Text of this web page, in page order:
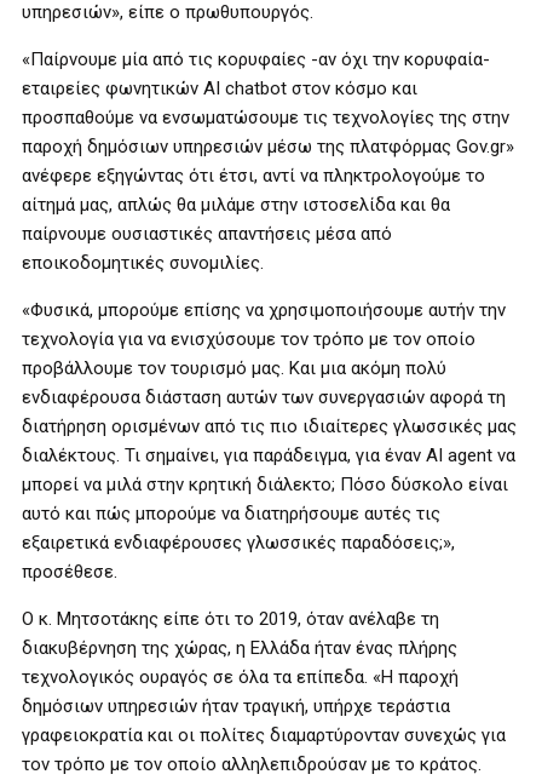
υπηρεσιών», είπε ο πρωθυπουργός.
«Παίρνουμε μία από τις κορυφαίες -αν όχι την κορυφαία-
εταιρείες φωνητικών AI chatbot στον κόσμο και
προσπαθούμε να ενσωματώσουμε τις τεχνολογίες της στην
παροχή δημόσιων υπηρεσιών μέσω της πλατφόρμας Gov.gr»
ανέφερε εξηγώντας ότι έτσι, αντί να πληκτρολογούμε το
αίτημά μας, απλώς θα μιλάμε στην ιστοσελίδα και θα
παίρνουμε ουσιαστικές απαντήσεις μέσα από
εποικοδομητικές συνομιλίες.
«Φυσικά, μπορούμε επίσης να χρησιμοποιήσουμε αυτήν την
τεχνολογία για να ενισχύσουμε τον τρόπο με τον οποίο
προβάλλουμε τον τουρισμό μας. Και μια ακόμη πολύ
ενδιαφέρουσα διάσταση αυτών των συνεργασιών αφορά τη
διατήρηση ορισμένων από τις πιο ιδιαίτερες γλωσσικές μας
διαλέκτους. Τι σημαίνει, για παράδειγμα, για έναν AI agent να
μπορεί να μιλά στην κρητική διάλεκτο; Πόσο δύσκολο είναι
αυτό και πώς μπορούμε να διατηρήσουμε αυτές τις
εξαιρετικά ενδιαφέρουσες γλωσσικές παραδόσεις;»,
προσέθεσε.
Ο κ. Μητσοτάκης είπε ότι το 2019, όταν ανέλαβε τη
διακυβέρνηση της χώρας, η Ελλάδα ήταν ένας πλήρης
τεχνολογικός ουραγός σε όλα τα επίπεδα. «Η παροχή
δημόσιων υπηρεσιών ήταν τραγική, υπήρχε τεράστια
γραφειοκρατία και οι πολίτες διαμαρτύρονταν συνεχώς για
τον τρόπο με τον οποίο αλληλεπιδρούσαν με το κράτος.